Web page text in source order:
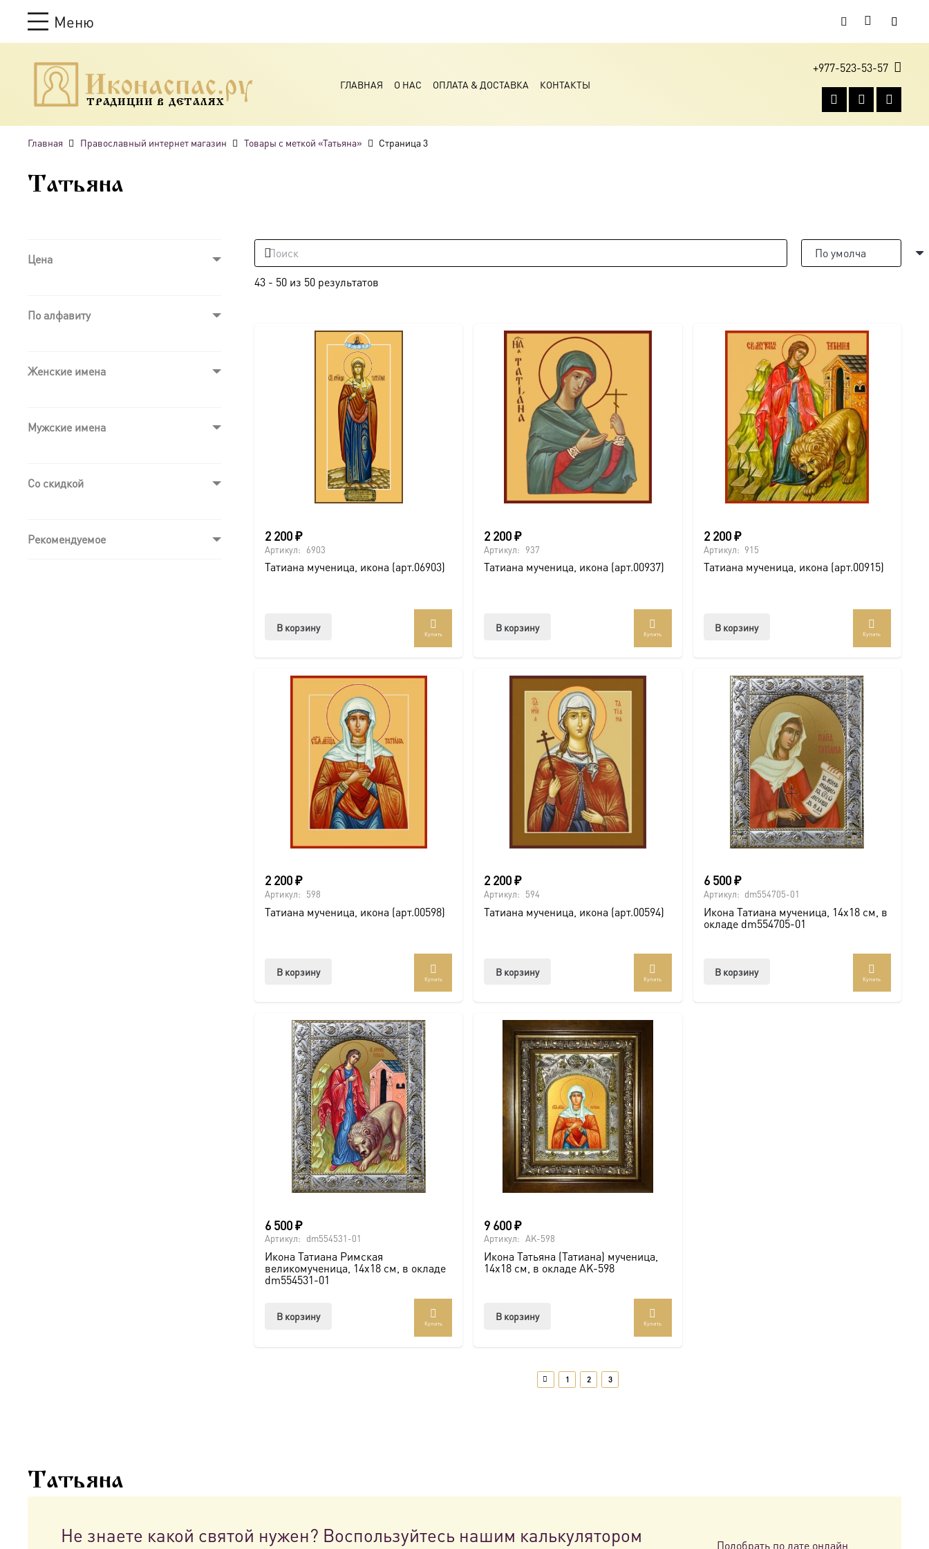
Меню
ТРАДИЦИИ В ДЕТАЛЯХ
ГЛАВНАЯ О НАС ОПЛАТА & ДОСТАВКА КОНТАКТЫ
+977-523-53-57
Главная Православный интернет магазин Товары с меткой «Татьяна» Страница 3
Татьяна
Цена
По алфавиту
Женские имена
Мужские имена
Со скидкой
Рекомендуемое
43 - 50 из 50 результатов
2 200₽
Артикул: 6903
Татиана мученица, икона (арт.06903)
В корзину
Купить
2 200₽
Артикул: 937
Татиана мученица, икона (арт.00937)
В корзину
Купить
2 200₽
Артикул: 915
Татиана мученица, икона (арт.00915)
В корзину
Купить
2 200₽
Артикул: 598
Татиана мученица, икона (арт.00598)
В корзину
Купить
2 200₽
Артикул: 594
Татиана мученица, икона (арт.00594)
В корзину
Купить
6 500₽
Артикул: dm554705-01
Икона Татиана мученица, 14х18 см, в
окладе dm554705-01
В корзину
Купить
6 500₽
Артикул: dm554531-01
Икона Татиана Римская
великомученица, 14х18 см, в окладе
dm554531-01
В корзину
Купить
9 600₽
Артикул: AK-598
Икона Татьяна (Татиана) мученица,
14х18 см, в окладе AK-598
В корзину
Купить
1 2 3
Татьяна
Не знаете какой святой нужен? Воспользуйтесь нашим калькулятором
Подобрать по дате онлайн